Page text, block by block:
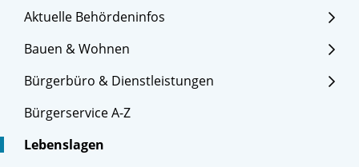
Aktuelle Behördeninfos
Bauen & Wohnen
Bürgerbüro & Dienstleistungen
Bürgerservice A-Z
Lebenslagen